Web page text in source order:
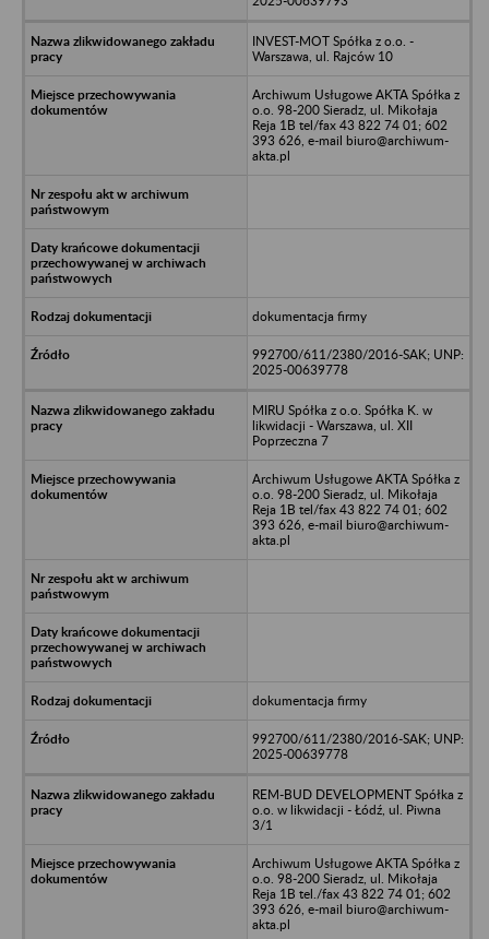
INVEST-MOT Spółka z o.o. -
Warszawa, ul. Rajców 10
Archiwum Usługowe AKTA Spółka z
o.o. 98-200 Sieradz, ul. Mikołaja
Reja 1B tel/fax 43 822 74 01; 602
393 626, e-mail biuro@archiwum-
akta.pl
dokumentacja firmy
992700/611/2380/2016-SAK; UNP:
2025-00639778
MIRU Spółka z o.o. Spółka K. w
likwidacji - Warszawa, ul. XII
Poprzeczna 7
Archiwum Usługowe AKTA Spółka z
o.o. 98-200 Sieradz, ul. Mikołaja
Reja 1B tel/fax 43 822 74 01; 602
393 626, e-mail biuro@archiwum-
akta.pl
dokumentacja firmy
992700/611/2380/2016-SAK; UNP:
2025-00639778
REM-BUD DEVELOPMENT Spółka z
o.o. w likwidacji - Łódź, ul. Piwna
3/1
Archiwum Usługowe AKTA Spółka z
o.o. 98-200 Sieradz, ul. Mikołaja
Reja 1B tel./fax 43 822 74 01; 602
393 626, e-mail biuro@archiwum-
akta.pl